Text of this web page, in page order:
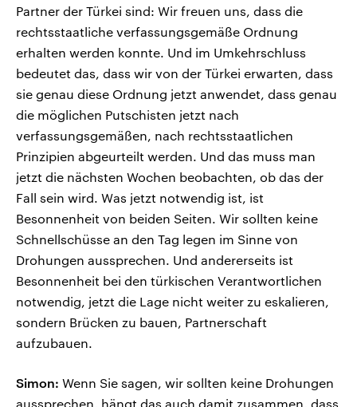
Partner der Türkei sind: Wir freuen uns, dass die
rechtsstaatliche verfassungsgemäße Ordnung
erhalten werden konnte. Und im Umkehrschluss
bedeutet das, dass wir von der Türkei erwarten, dass
sie genau diese Ordnung jetzt anwendet, dass genau
die möglichen Putschisten jetzt nach
verfassungsgemäßen, nach rechtsstaatlichen
Prinzipien abgeurteilt werden. Und das muss man
jetzt die nächsten Wochen beobachten, ob das der
Fall sein wird. Was jetzt notwendig ist, ist
Besonnenheit von beiden Seiten. Wir sollten keine
Schnellschüsse an den Tag legen im Sinne von
Drohungen aussprechen. Und andererseits ist
Besonnenheit bei den türkischen Verantwortlichen
notwendig, jetzt die Lage nicht weiter zu eskalieren,
sondern Brücken zu bauen, Partnerschaft
aufzubauen.
Simon: Wenn Sie sagen, wir sollten keine Drohungen
aussprechen, hängt das auch damit zusammen, dass